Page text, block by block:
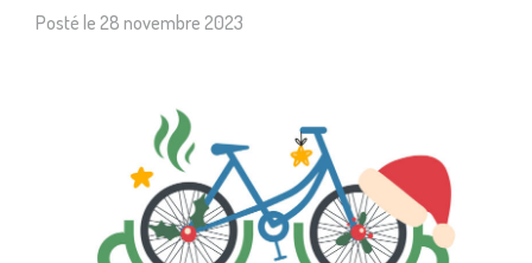
Posté le 28 novembre 2023